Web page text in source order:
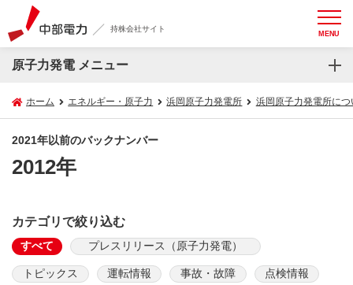
持株会社サイト MENU
原子力発電 メニュー
ホーム エネルギー・原子力 浜岡原子力発電所 浜岡原子力発電所につ
2021年以前のバックナンバー
2012年
カテゴリで絞り込む
すべて プレスリリース（原子力発電）
トピックス 運転情報 事故・故障 点検情報